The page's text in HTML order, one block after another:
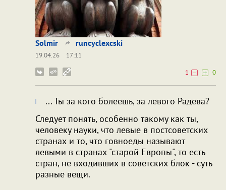
Solmir runcyclexcski
19.04.26
17:11
1
0
... Ты за кого болеешь, за левого Радева?
Следует понять, особенно такому как ты,
человеку науки, что левые в постсоветских
странах и то, что говноеды называют
левыми в странах "старой Европы", то есть
стран, не входивших в советских блок - суть
разные вещи.